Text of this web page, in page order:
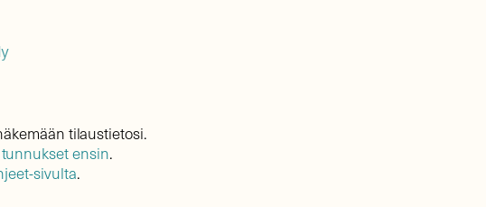
tilaustietosi.
ensin.
sivulta.